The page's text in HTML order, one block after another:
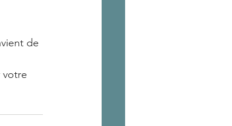
de
votre